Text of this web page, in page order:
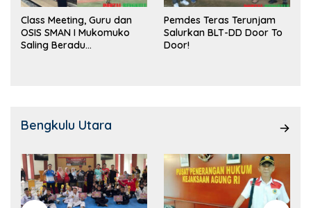
Class Meeting, Guru dan
OSIS SMAN I Mukomuko
Saling Beradu
Pemdes Teras Terunjam
Salurkan BLT-DD Door To
Door!
Bengkulu Utara